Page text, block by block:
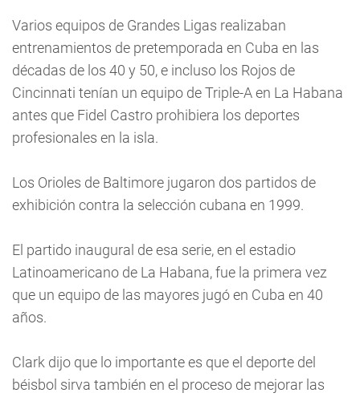
Varios equipos de Grandes Ligas realizaban
entrenamientos de pretemporada en Cuba en las
décadas de los 40 y 50, e incluso los Rojos de
Cincinnati tenían un equipo de Triple-A en La Habana
antes que Fidel Castro prohibiera los deportes
profesionales en la isla.
Los Orioles de Baltimore jugaron dos partidos de
exhibición contra la selección cubana en 1999.
El partido inaugural de esa serie, en el estadio
Latinoamericano de La Habana, fue la primera vez
que un equipo de las mayores jugó en Cuba en 40
años.
Clark dijo que lo importante es que el deporte del
béisbol sirva también en el proceso de mejorar las